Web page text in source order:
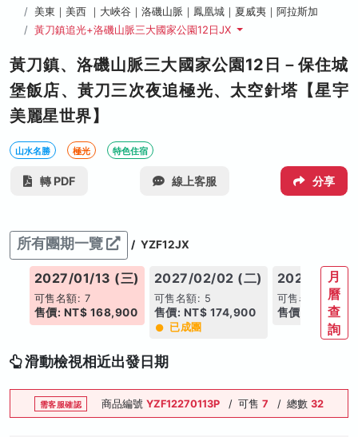
美東｜美西 ｜大峽谷｜洛磯山脈｜鳳凰城｜夏威夷｜阿拉斯加
黃刀鎮追光+洛磯山脈三大國家公園12日JX
黃刀鎮、洛磯山脈三大國家公園12日－保住城
堡飯店、黃刀三次夜追極光、太空針塔【星宇
美麗星世界】
山水名勝 極光 特色住宿
轉 PDF 線上客服 分享
所有團期一覽 / YZF12JX
2027/01/13 (三)
可售名額: 7
售價: NT$ 168,900
2027/02/02 (二)
可售名額: 5
售價: NT$ 174,900
已成團
2027/02/
可售名額: 25
售價: NT$
月
曆
查
詢
滑動檢視相近出發日期
需客服確認 商品編號YZF12270113P / 可售7 / 總數32